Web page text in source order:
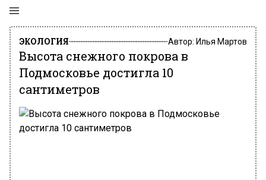
ЭКОЛОГИЯ Автор: Илья Мартов
Высота снежного покрова в
Подмосковье достигла 10
сантиметров